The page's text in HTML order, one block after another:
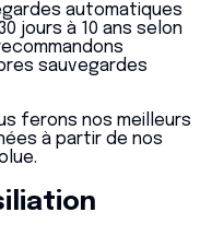
automatiques
jours à 10 ans selon
sauvegardes
ferons nos meilleurs
à partir de nos